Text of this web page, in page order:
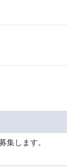
集します。